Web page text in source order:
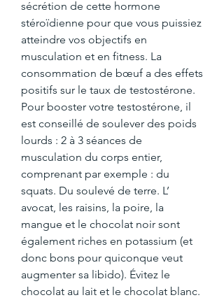
sécrétion de cette hormone
stéroïdienne pour que vous puissiez
atteindre vos objectifs en
musculation et en fitness. La
consommation de bœuf a des effets
positifs sur le taux de testostérone.
Pour booster votre testostérone, il
est conseillé de soulever des poids
lourds : 2 à 3 séances de
musculation du corps entier,
comprenant par exemple : du
squats. Du soulevé de terre. L’
avocat, les raisins, la poire, la
mangue et le chocolat noir sont
également riches en potassium (et
donc bons pour quiconque veut
augmenter sa libido). Évitez le
chocolat au lait et le chocolat blanc.